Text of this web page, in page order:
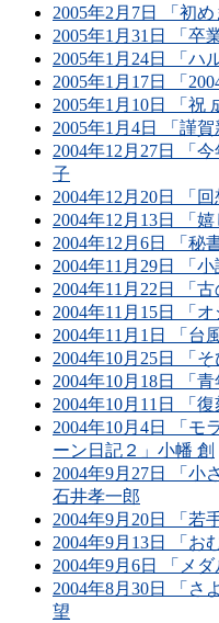
2005年2月7日 「初
2005年1月31日 「卒
2005年1月24日 「ハ
2005年1月17日 「
2005年1月10日 「祝
2005年1月4日 「謹
2004年12月27日 「
子
2004年12月20日 「
2004年12月13日 「
2004年12月6日 「秘
2004年11月29日 「
2004年11月22日 「
2004年11月15日 「
2004年11月1日 「台
2004年10月25日 「
2004年10月18日 「
2004年10月11日 「
2004年10月4日 「モ
ーン日記２」小幡 創
2004年9月27日 「小
石井孝一郎
2004年9月20日 「若
2004年9月13日 「お
2004年9月6日 「メ
2004年8月30日 「さ
望